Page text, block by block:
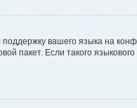
вашего языка на
пакет. Если такого